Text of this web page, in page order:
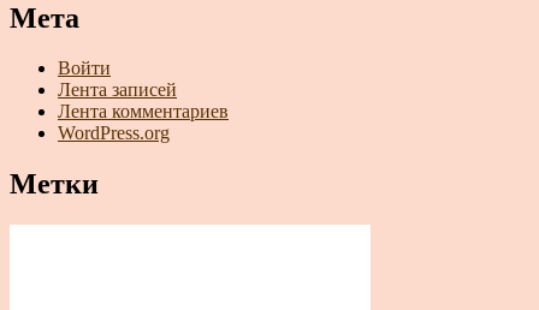
Мета
Войти
Лента записей
Лента комментариев
WordPress.org
Метки